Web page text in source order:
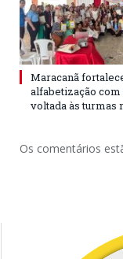
Maracanã
alfabetização
voltada às turmas
Os comentários